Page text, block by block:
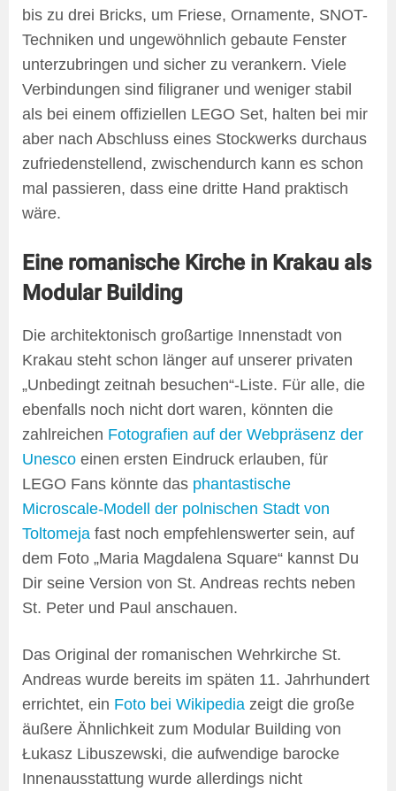
bis zu drei Bricks, um Friese, Ornamente, SNOT-
Techniken und ungewöhnlich gebaute Fenster
unterzubringen und sicher zu verankern. Viele
Verbindungen sind filigraner und weniger stabil
als bei einem offiziellen LEGO Set, halten bei mir
aber nach Abschluss eines Stockwerks durchaus
zufriedenstellend, zwischendurch kann es schon
mal passieren, dass eine dritte Hand praktisch
wäre.
Eine romanische Kirche in Krakau als
Modular Building
Die architektonisch großartige Innenstadt von
Krakau steht schon länger auf unserer privaten
„Unbedingt zeitnah besuchen“-Liste. Für alle, die
ebenfalls noch nicht dort waren, könnten die
zahlreichen Fotografien auf der Webpräsenz der
Unesco einen ersten Eindruck erlauben, für
LEGO Fans könnte das phantastische
Microscale-Modell der polnischen Stadt von
Toltomeja fast noch empfehlenswerter sein, auf
dem Foto „Maria Magdalena Square“ kannst Du
Dir seine Version von St. Andreas rechts neben
St. Peter und Paul anschauen.
Das Original der romanischen Wehrkirche St.
Andreas wurde bereits im späten 11. Jahrhundert
errichtet, ein Foto bei Wikipedia zeigt die große
äußere Ähnlichkeit zum Modular Building von
Łukasz Libuszewski, die aufwendige barocke
Innenausstattung wurde allerdings nicht